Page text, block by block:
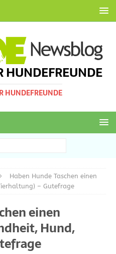
HUNDEFREUNDE
HUNDEFREUNDE
Haben Hunde Taschen einen
– Gutefrage
einen
Hund,